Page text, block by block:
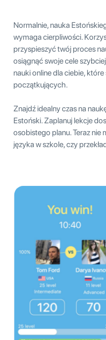
Normalnie, nauka
wymaga cierpliwości.
przyspieszyć twój proces
osiągnąć swoje cele
nauki online dla ciebie,
początkujących.
Znajdź idealny czas na
Estoński. Zaplanuj lekcje
osobistego planu. Teraz nie
języka w szkole, czy